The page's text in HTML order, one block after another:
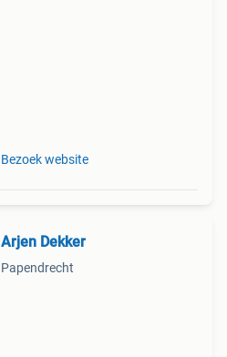
Bezoek website
Arjen Dekker
Papendrecht